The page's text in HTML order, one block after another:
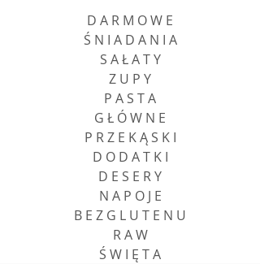
D A R M O W E
Ś N I A D A N I A
S A Ł A T Y
Z U P Y
P A S T A
G Ł Ó W N E
P R Z E K Ą S K I
D O D A T K I
D E S E R Y
N A P O J E
B E Z G L U T E N U
R A W
Ś W I Ę T A